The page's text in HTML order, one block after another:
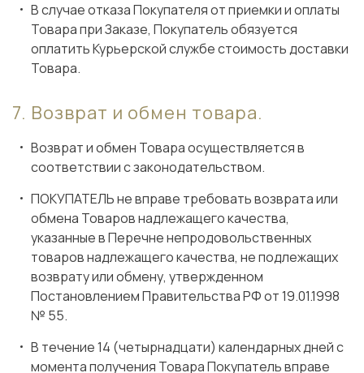
В случае отказа Покупателя от приемки и оплаты
Товара при Заказе, Покупатель обязуется
оплатить Курьерской службе стоимость доставки
Товара.
Возврат и обмен товара.
Возврат и обмен Товара осуществляется в
соответствии с законодательством.
ПОКУПАТЕЛЬ не вправе требовать возврата или
обмена Товаров надлежащего качества,
указанные в Перечне непродовольственных
товаров надлежащего качества, не подлежащих
возврату или обмену, утвержденном
Постановлением Правительства РФ от 19.01.1998
№ 55.
В течение 14 (четырнадцати) календарных дней с
момента получения Товара Покупатель вправе